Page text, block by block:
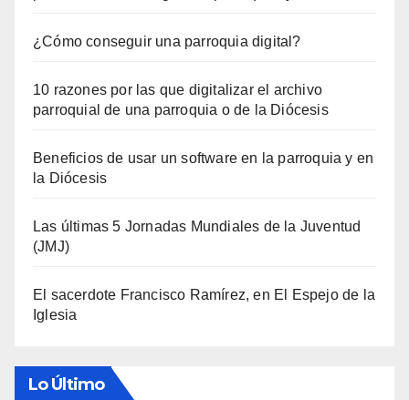
¿Cómo conseguir una parroquia digital?
10 razones por las que digitalizar el archivo
parroquial de una parroquia o de la Diócesis
Beneficios de usar un software en la parroquia y en
la Diócesis
Las últimas 5 Jornadas Mundiales de la Juventud
(JMJ)
El sacerdote Francisco Ramírez, en El Espejo de la
Iglesia
Lo Último